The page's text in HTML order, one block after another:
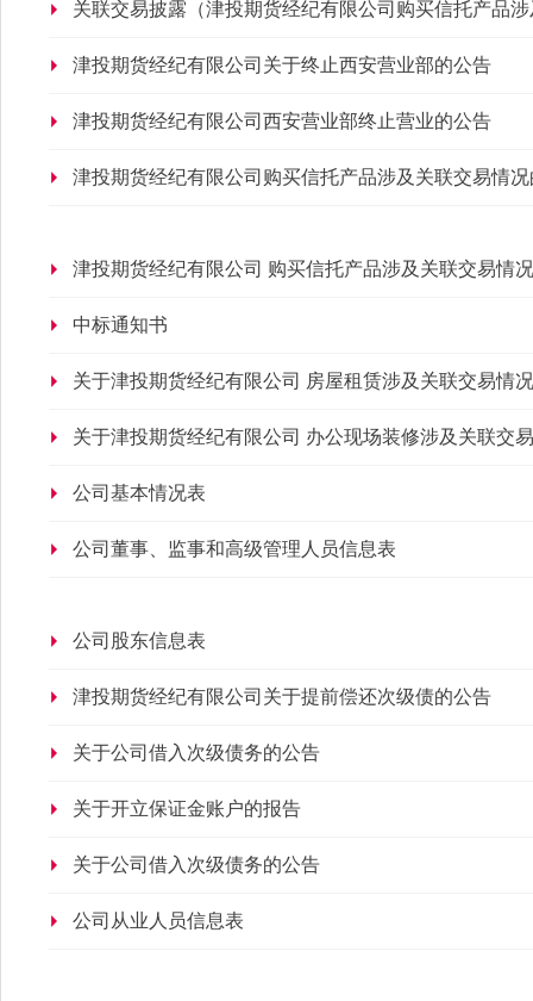
关联交易披露（津投期货经纪有限公司购买信托产品
津投期货经纪有限公司关于终止西安营业部的公告
津投期货经纪有限公司西安营业部终止营业的公告
津投期货经纪有限公司购买信托产品涉及关联交易情
津投期货经纪有限公司 购买信托产品涉及关联交易情
中标通知书
关于津投期货经纪有限公司 房屋租赁涉及关联交易情
关于津投期货经纪有限公司 办公现场装修涉及关联交
公司基本情况表
公司董事、监事和高级管理人员信息表
公司股东信息表
津投期货经纪有限公司关于提前偿还次级债的公告
关于公司借入次级债务的公告
关于开立保证金账户的报告
关于公司借入次级债务的公告
公司从业人员信息表